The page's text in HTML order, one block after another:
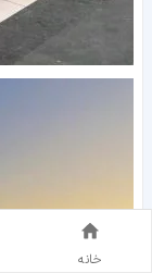
خانه